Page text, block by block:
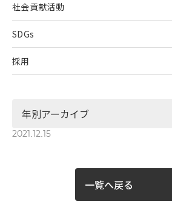
社会貢献活動
SDGs
採用
2021.12.15
一覧へ戻る